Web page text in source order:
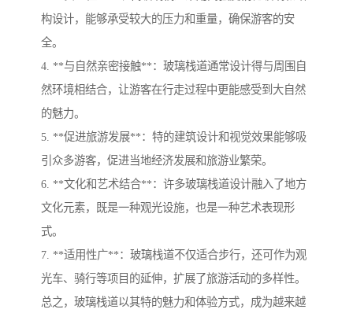
构设计，能够承受较大的压力和重量，确保游客的安
全。
4. **与自然亲密接触**：玻璃栈道通常设计得与周围自
然环境相结合，让游客在行走过程中更能感受到大自然
的魅力。
5. **促进旅游发展**：特的建筑设计和视觉效果能够吸
引众多游客，促进当地经济发展和旅游业繁荣。
6. **文化和艺术结合**：许多玻璃栈道设计融入了地方
文化元素，既是一种观光设施，也是一种艺术表现形
式。
7. **适用性广**：玻璃栈道不仅适合步行，还可作为观
光车、骑行等项目的延伸，扩展了旅游活动的多样性。
总之，玻璃栈道以其特的魅力和体验方式，成为越来越